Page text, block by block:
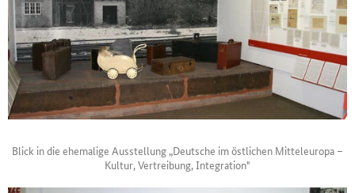
Blick in die ehemalige Ausstellung „Deutsche im östlichen Mitteleuropa –
Kultur, Vertreibung, Integration"